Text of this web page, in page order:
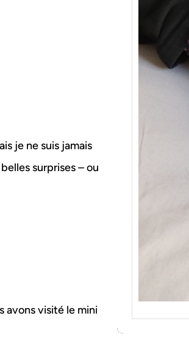
je ne suis jamais
surprises – ou
avons visité le mini